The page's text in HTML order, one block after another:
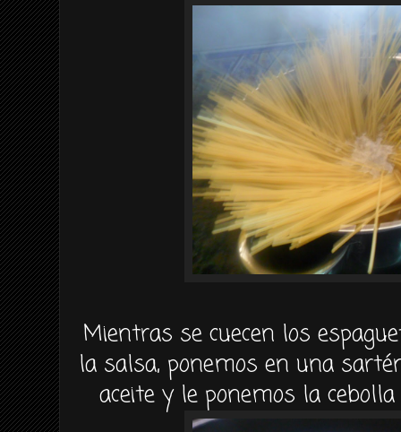
Mientras se cuecen los
la salsa, ponemos en una
aceite y le ponemos la